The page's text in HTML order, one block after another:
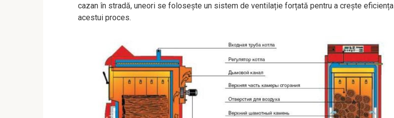
cazan în stradă, uneori se folosește un sistem de ventilație forțată pentru a crește eficiența
acestui proces.